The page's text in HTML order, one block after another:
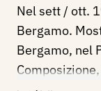
Nel sett / ott.
Bergamo.
Bergamo, nel